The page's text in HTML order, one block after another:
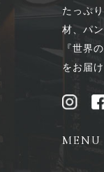
たっぷ
材、パ
『世界
をお届け
MENU